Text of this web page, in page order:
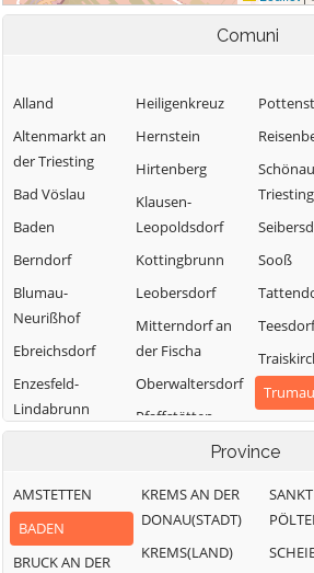
Comuni
Alland
Altenmarkt an
der Triesting
Bad Vöslau
Baden
Berndorf
Blumau-
Neurißhof
Ebreichsdorf
Enzesfeld-
Lindabrunn
Günselsdorf
Heiligenkreuz
Hernstein
Hirtenberg
Klausen-
Leopoldsdorf
Kottingbrunn
Leobersdorf
Mitterndorf an
der Fischa
Oberwaltersdorf
Pfaffstätten
Triesting
Sooß
Teesdorf
Trumau
der
Province
AMSTETTEN
BADEN
BRUCK AN DER
KREMS AN DER
DONAU(STADT)
KREMS(LAND)
SANKT